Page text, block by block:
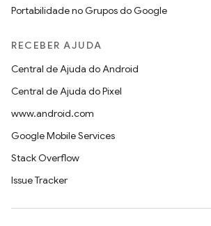
Portabilidade no Grupos do Google
RECEBER AJUDA
Central de Ajuda do Android
Central de Ajuda do Pixel
www.android.com
Google Mobile Services
Stack Overflow
Issue Tracker